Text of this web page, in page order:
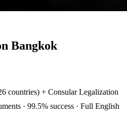
Bangkok
countries) + Consular Legalization
· 99.5% success · Full English